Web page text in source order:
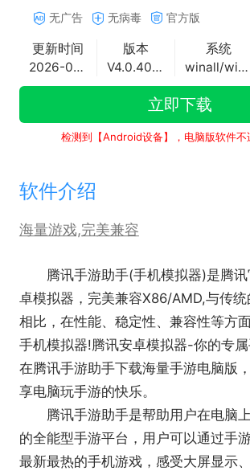
无广告 无病毒 官方版
更新时间
2026-05-26
版本
V4.0.402.80
系统
winall/win7/win10/win11
立即下载
检测到【Android设备】，电脑版软件不
软件介绍
海量游戏,完美兼容
腾讯手游助手(手机模拟器)是腾讯
卓模拟器，完美兼容X86/AMD,与传
相比，在性能、稳定性、兼容性等方
手机模拟器!腾讯安卓模拟器-你的专属
在腾讯手游助手下载海量手游电脑版
享电脑玩手游的快乐。
腾讯手游助手是帮助用户在电脑
的全能型手游平台，用户可以通过手
最新最热的手机游戏，感受大屏显示